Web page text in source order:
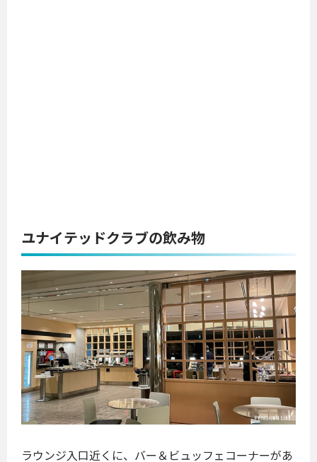
ユナイテッドクラブの飲み物
ラウンジ入口近くに、バー＆ビュッフェコーナーがあ